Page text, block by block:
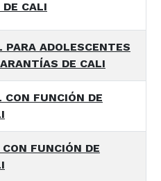
CALI
ADOLESCENTES
DE CALI
FUNCIÓN DE
FUNCIÓN DE